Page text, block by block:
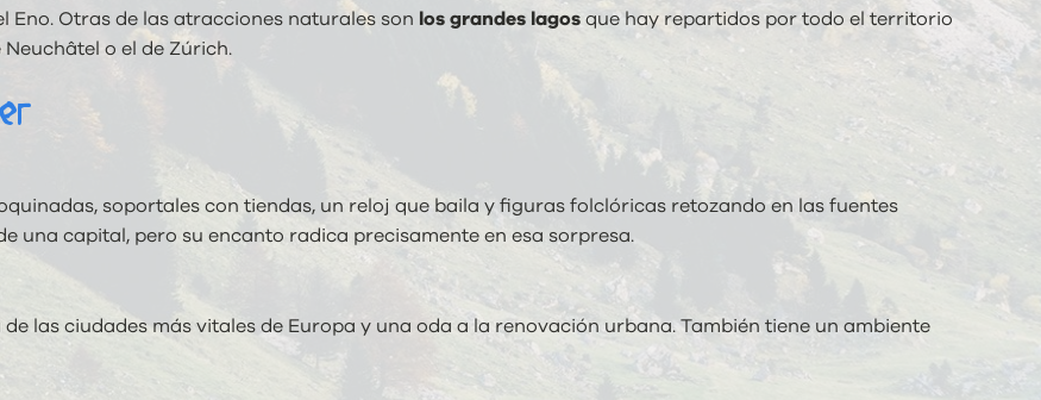
Eno. Otras de las atracciones naturales son los grandes lagos que hay repartidos por todo el territorio
o el de Zúrich.
soportales con tiendas, un reloj que baila y figuras folclóricas retozando en las fuentes
una capital, pero su encanto radica precisamente en esa sorpresa.
las ciudades más vitales de Europa y una oda a la renovación urbana. También tiene un ambiente